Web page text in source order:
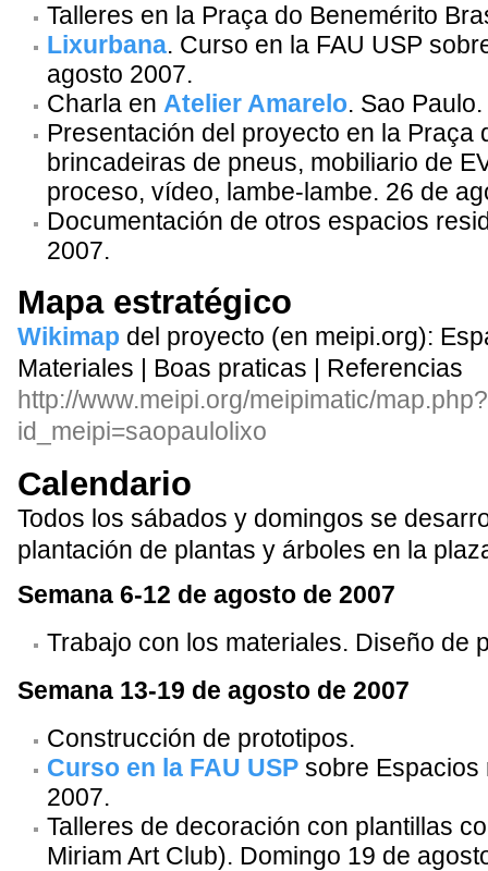
Talleres en la Praça do Benemérito
Lixurbana. Curso en la FAU USP
agosto 2007.
Charla en Atelier Amarelo. Sao
Presentación del proyecto en la Praça
brincadeiras de pneus, mobiliario de
proceso, vídeo, lambe-lambe. 26 de
Documentación de otros espacios
2007.
Mapa estratégico
Wikimap del proyecto (en meipi.org):
Materiales | Boas praticas | Referencias
http://www.meipi.org/meipimatic/map.php?
id_meipi=saopaulolixo
Calendario
Todos los sábados y domingos se
plantación de plantas y árboles en la
Semana 6-12 de agosto de 2007
Trabajo con los materiales. Diseño de
Semana 13-19 de agosto de 2007
Construcción de prototipos.
Curso en la FAU USP sobre Espacios
2007.
Talleres de decoración con plantillas
Miriam Art Club). Domingo 19 de